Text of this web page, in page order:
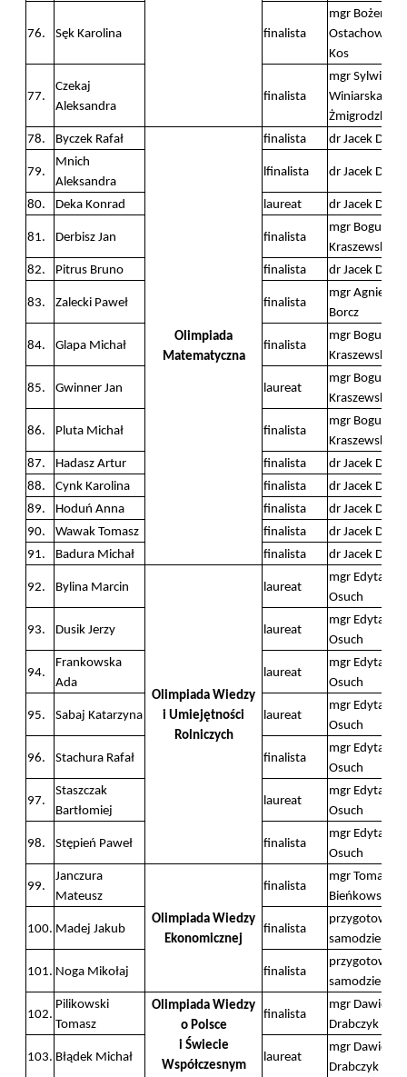
76. Sęk Karolina finalista
mgr Bożena
Ostachowska
Kos
77.
Czekaj
Aleksandra
finalista
mgr Sylwia
Winiarska
Żmigrodzka
78.
Byczek Rafał
Olimpiada
Matematyczna
finalista dr Jacek
79.
Mnich
Aleksandra
lfinalista dr Jacek
80. Deka Konrad laureat dr Jacek
81. Derbisz Jan finalista
mgr Bogusław
Kraszewski
82.
Pitrus Bruno finalista dr Jacek
83. Zalecki Paweł finalista
mgr
Borcz
84. Glapa Michał finalista
mgr Bogusław
Kraszewski
85. Gwinner Jan laureat
mgr Bogusław
Kraszewski
86. Pluta Michał finalista
mgr Bogusław
Kraszewski
87.
Hadasz Artur finalista
dr Jacek
88.
Cynk Karolina finalista
dr Jacek
89.
Hoduń Anna finalista
dr Jacek
90.
Wawak Tomasz finalista
dr Jacek
91.
Badura Michał finalista dr Jacek
92. Bylina Marcin
Olimpiada Wiedzy
i Umiejętności
Rolniczych
laureat
mgr Edyta
Osuch
93. Dusik Jerzy laureat
mgr Edyta
Osuch
94.
Frankowska
Ada
laureat
mgr Edyta
Osuch
95. Sabaj Katarzyna laureat
mgr Edyta
Osuch
96. Stachura Rafał finalista
mgr Edyta
Osuch
97.
Staszczak
Bartłomiej
laureat
mgr Edyta
Osuch
98. Stępień Paweł finalista
mgr Edyta
Osuch
99.
Janczura
Mateusz
Olimpiada Wiedzy
Ekonomicznej
finalista
mgr Tomasz
Bieńkowski
100. Madej Jakub finalista
samodzielne
101. Noga Mikołaj finalista
samodzielne
102.
Pilikowski
Tomasz
Olimpiada Wiedzy
o Polsce
i Świecie
Współczesnym
finalista
mgr Dawid
Drabczyk
103. Błądek Michał laureat
mgr Dawid
Drabczyk